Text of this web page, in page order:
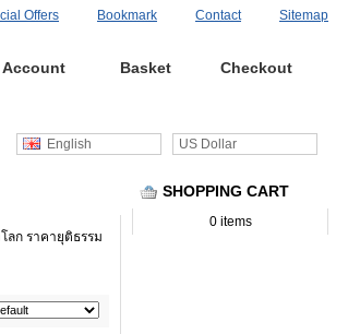
Offers Bookmark Contact Sitemap
Account Basket Checkout
US Dollar
English
SHOPPING CART
0 items
ลก ราคายุติธรรม